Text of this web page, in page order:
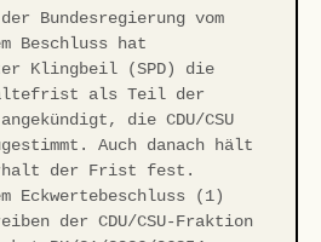
Bundesregierung vom
Beschluss hat
Klingbeil (SPD) die
als Teil der
die CDU/CSU
Auch danach hält
der Frist fest.
Eckwertebeschluss (1)
der CDU/CSU-Fraktion